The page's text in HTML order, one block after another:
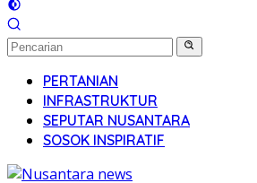
PERTANIAN
INFRASTRUKTUR
SEPUTAR NUSANTARA
SOSOK INSPIRATIF